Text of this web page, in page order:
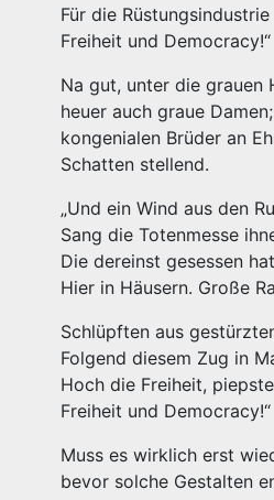
Für die Rüstungsindustrie
Freiheit und Democracy!“
Na gut, unter die grauen
heuer auch graue
kongenialen Brüder an
Schatten stellend.
„Und ein Wind aus den
Sang die Totenmesse
Die dereinst gesessen
Hier in Häusern. Große
Schlüpften aus
Folgend diesem Zug in
Hoch die Freiheit,
Freiheit und Democracy!“
Muss es wirklich erst
bevor solche Gestalten